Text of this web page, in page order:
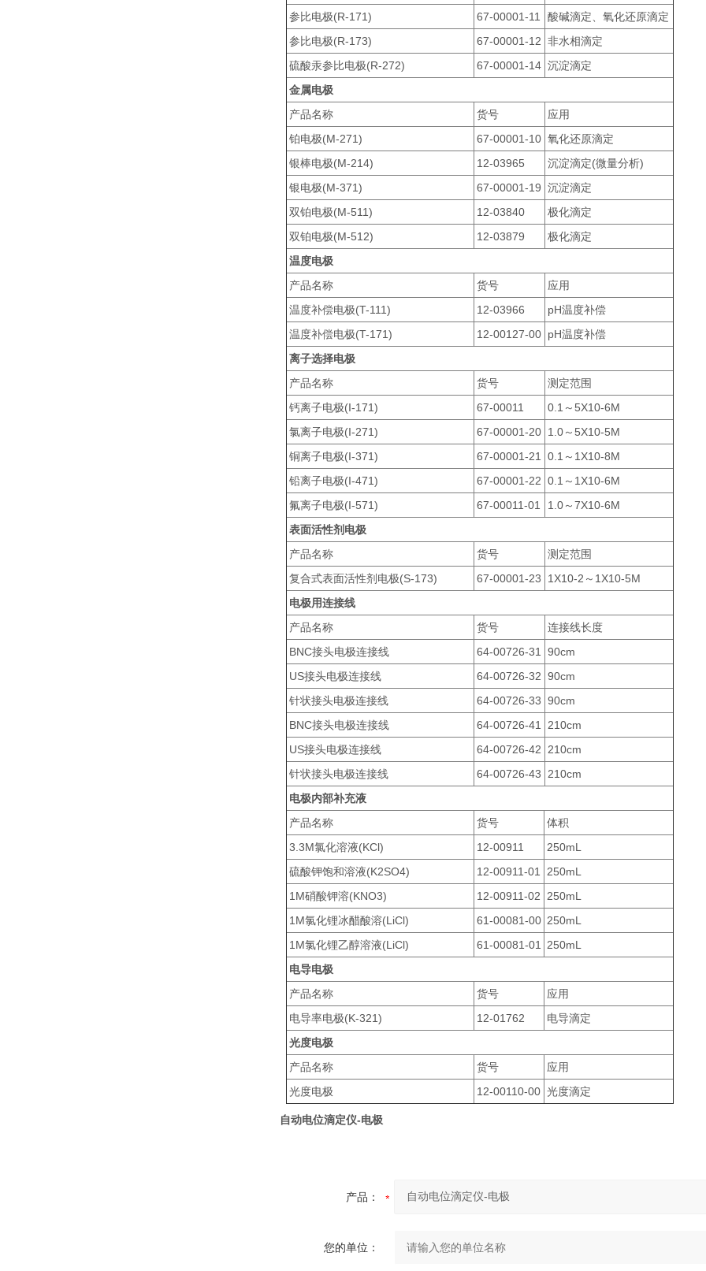
参比电极(R-171)
67-00001-11
酸碱滴定、氧化还原滴定
参比电极(R-173)
67-00001-12 非水相滴定
硫酸汞参比电极(R-272)
67-00001-14 沉淀滴定
金属电极
产品名称
货号
应用
铂电极(M-271)
67-00001-10 氧化还原滴定
银棒电极(M-214)
12-03965
沉淀滴定(微量分析)
银电极(M-371)
67-00001-19 沉淀滴定
双铂电极(M-511)
12-03840
极化滴定
双铂电极(M-512)
12-03879
极化滴定
温度电极
产品名称
货号
应用
温度补偿电极(T-111)
12-03966
pH温度补偿
温度补偿电极(T-171)
12-00127-00 pH温度补偿
离子选择电极
产品名称
货号
测定范围
钙离子电极(I-171)
67-00011
0.1～5X10-6M
氯离子电极(I-271)
67-00001-20 1.0～5X10-5M
铜离子电极(I-371)
67-00001-21
0.1～1X10-8M
铅离子电极(I-471)
67-00001-22 0.1～1X10-6M
氟离子电极(I-571)
67-00011-01
1.0～7X10-6M
表面活性剂电极
产品名称
货号
测定范围
复合式表面活性剂电极(S-173)
67-00001-23
1X10-2～1X10-5M
电极用连接线
产品名称
货号
连接线长度
BNC接头电极连接线
64-00726-31
90cm
US接头电极连接线
64-00726-32 90cm
针状接头电极连接线
64-00726-33 90cm
BNC接头电极连接线
64-00726-41
210cm
US接头电极连接线
64-00726-42
210cm
针状接头电极连接线
64-00726-43
210cm
电极内部补充液
产品名称
货号
体积
3.3M氯化溶液(KCl)
12-00911
250mL
硫酸钾饱和溶液(K2SO4)
12-00911-01
250mL
1M硝酸钾溶(KNO3)
12-00911-02
250mL
1M氯化锂冰醋酸溶(LiCl)
61-00081-00 250mL
1M氯化锂乙醇溶液(LiCl)
61-00081-01
250mL
电导电极
产品名称
货号
应用
电导率电极(K-321)
12-01762
电导滴定
光度电极
产品名称
货号
应用
光度电极
12-00110-00 光度滴定
自动电位滴定仪-电极
产品：
您的单位：